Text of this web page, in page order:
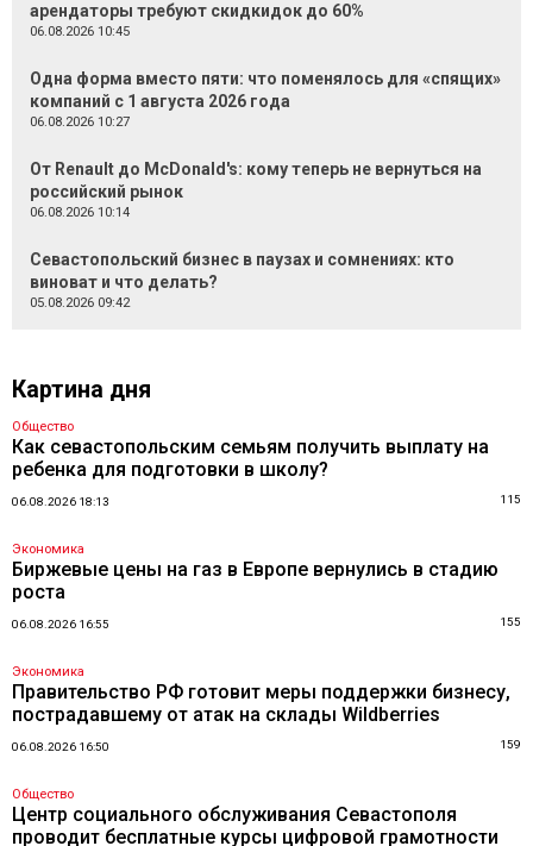
арендаторы требуют скидкидок до 60%
06.08.2026 10:45
Одна форма вместо пяти: что поменялось для «спящих»
компаний с 1 августа 2026 года
06.08.2026 10:27
От Renault до McDonald's: кому теперь не вернуться на
российский рынок
06.08.2026 10:14
Севастопольский бизнес в паузах и сомнениях: кто
виноват и что делать?
05.08.2026 09:42
Картина дня
Общество
Как севастопольским семьям получить выплату на
ребенка для подготовки в школу?
06.08.2026 18:13 115
Экономика
Биржевые цены на газ в Европе вернулись в стадию
роста
06.08.2026 16:55 155
Экономика
Правительство РФ готовит меры поддержки бизнесу,
пострадавшему от атак на склады Wildberries
06.08.2026 16:50 159
Общество
Центр социального обслуживания Севастополя
проводит бесплатные курсы цифровой грамотности